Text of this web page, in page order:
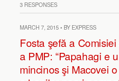
3 RESPONSES
MARCH 7, 2015 • BY EXPRESS
Fosta şefă a
a PMP: “Papahagi e
mincinos şi Macovei